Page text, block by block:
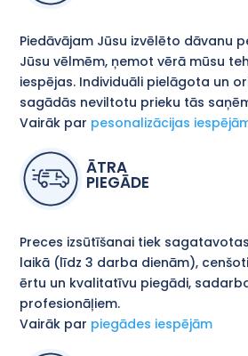
Piedāvājam Jūsu izvēlēto dāvanu
Jūsu vēlmēm, ņemot vērā mūsu
iespējas. Individuāli pielāgota un
sagādās neviltotu prieku tās
Vairāk par pesonalizācijas
ĀTRA
PIEGĀDE
Preces izsūtīšanai tiek
laikā (līdz 3 darba dienām),
ērtu un kvalitatīvu piegādi,
profesionāļiem.
Vairāk par piegādes iespējām